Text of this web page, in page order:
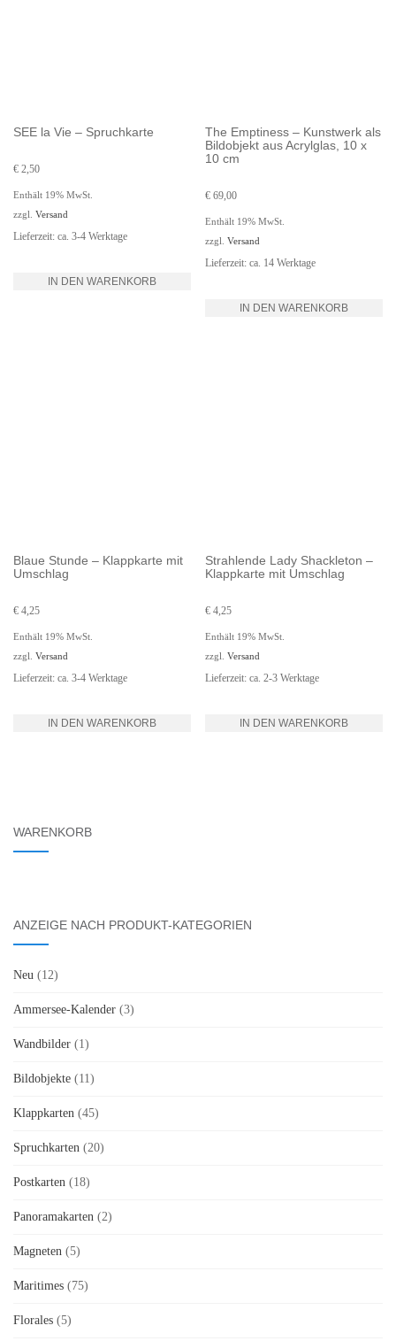
SEE la Vie – Spruchkarte
€ 2,50
Enthält 19% MwSt.
zzgl. Versand
Lieferzeit: ca. 3-4 Werktage
IN DEN WARENKORB
The Emptiness – Kunstwerk als
Bildobjekt aus Acrylglas, 10 x
10 cm
€ 69,00
Enthält 19% MwSt.
zzgl.Versand
Lieferzeit: ca. 14 Werktage
IN DEN WARENKORB
Blaue Stunde – Klappkarte mit
Umschlag
€ 4,25
Enthält 19% MwSt.
zzgl. Versand
Lieferzeit: ca. 3-4 Werktage
IN DEN WARENKORB
Strahlende Lady Shackleton –
Klappkarte mit Umschlag
€ 4,25
Enthält 19% MwSt.
zzgl.Versand
Lieferzeit: ca. 2-3 Werktage
IN DEN WARENKORB
WARENKORB
ANZEIGE NACH PRODUKT-KATEGORIEN
Neu (12)
Ammersee-Kalender (3)
Wandbilder (1)
Bildobjekte (11)
Klappkarten (45)
Spruchkarten (20)
Postkarten (18)
Panoramakarten (2)
Magneten (5)
Maritimes (75)
Florales (5)